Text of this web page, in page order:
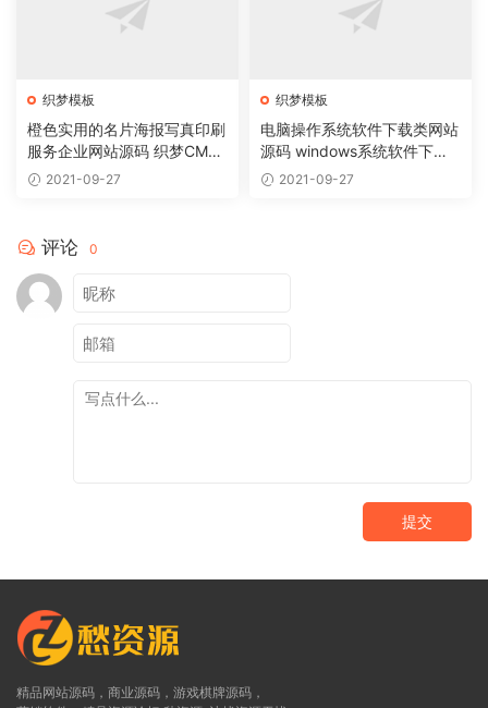
织梦模板
橙色实用的名片海报写真印刷
服务企业网站源码 织梦CMS
模板2021-09-27
织梦模板
电脑操作系统软件下载类网站
源码 windows系统软件下载
网站织梦模板
2021-09-27
评论 0
提交
精品网站源码，商业源码，游戏棋牌源码，